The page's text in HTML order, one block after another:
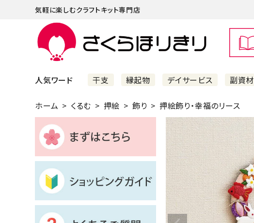
気軽に楽しむクラフトキット専門店
人気ワード 干支 縁起物 デイサービス 副資材
まずはこちら
ショッピングガイド
よくあるご質問
すべての商品
新着商品
ホーム くるむ 押絵 飾り 押絵飾り・幸福のリース